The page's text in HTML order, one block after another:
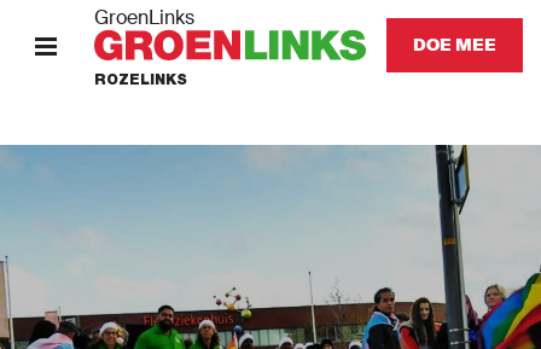
GroenLinks
ROZELINKS
DOE MEE
HOME
Nieuws